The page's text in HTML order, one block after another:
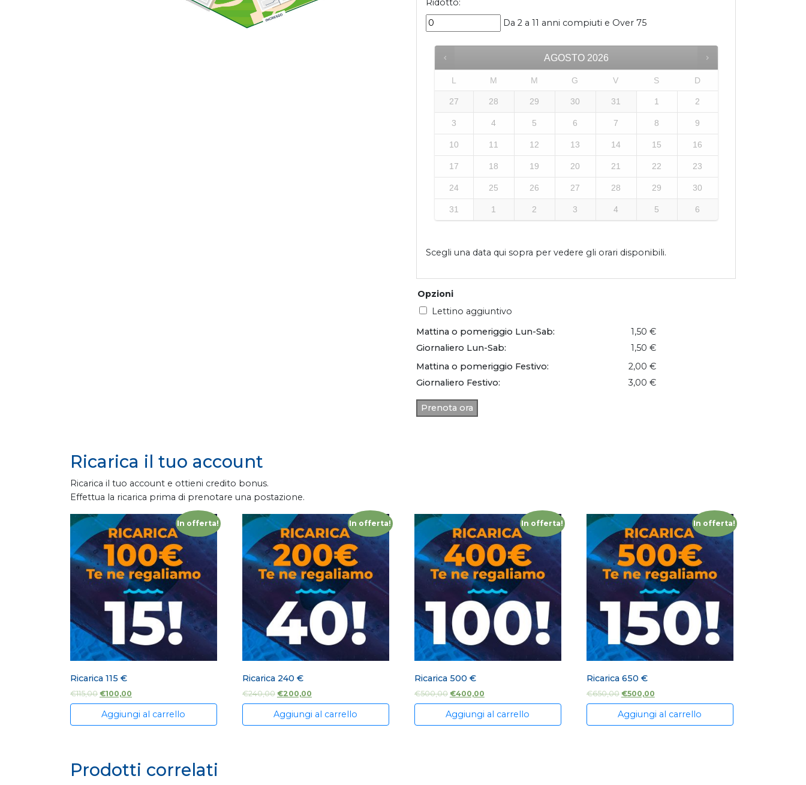
Ridotto:
Da 2 a 11 anni compiuti e Over 75
AGOSTO 2026
L M M G V S D
27 28 29 30 31 1 2
3 4 5 6 7 8 9
10 11 12 13 14 15 16
17 18 19 20 21 22 23
24 25 26 27 28 29 30
31 1 2 3 4 5 6
Scegli una data qui sopra per vedere gli orari disponibili.
Opzioni
Lettino aggiuntivo
Mattina o pomeriggio Lun-Sab:
1,50 €
Giornaliero Lun-Sab:
1,50 €
Mattina o pomeriggio Festivo:
2,00 €
Giornaliero Festivo:
3,00 €
Prenota ora
Ricarica il tuo account
Ricarica il tuo account e ottieni credito bonus.
Effettua la ricarica prima di prenotare una postazione.
In offerta!
Ricarica 115 €
€115,00 €100,00
Aggiungi al carrello
In offerta!
Ricarica 240 €
€240,00 €200,00
Aggiungi al carrello
In offerta!
Ricarica 500 €
€500,00 €400,00
Aggiungi al carrello
In offerta!
Ricarica 650 €
€650,00 €500,00
Aggiungi al carrello
Prodotti correlati